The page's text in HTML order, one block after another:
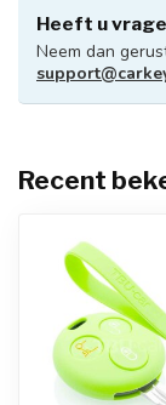
Heeft u
Neem dan
Recent